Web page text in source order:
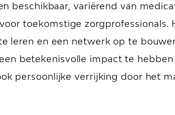
beschikbaar, variërend van
toekomstige
leren en een netwerk op te
betekenisvolle impact te
persoonlijke verrijking door het